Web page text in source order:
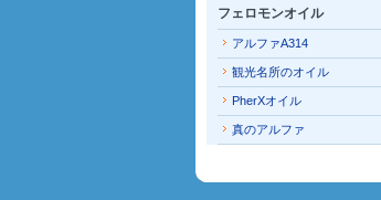
フェロモンオイル
アルファA314
観光名所のオイル
PherXオイル
真のアルファ